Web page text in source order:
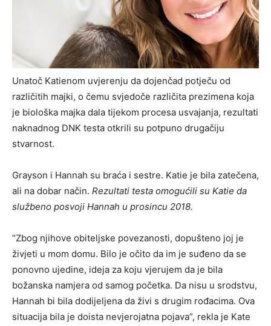
Unatoč Katienom uvjerenju da dojenčad potječu od
različitih majki, o čemu svjedoče različita prezimena koja
je biološka majka dala tijekom procesa usvajanja, rezultati
naknadnog DNK testa otkrili su potpuno drugačiju
stvarnost.
Grayson i Hannah su braća i sestre. Katie je bila zatečena,
ali na dobar način. Rezultati testa omogućili su Katie da
službeno posvoji Hannah u prosincu 2018.
“Zbog njihove obiteljske povezanosti, dopušteno joj je
živjeti u mom domu. Bilo je očito da im je suđeno da se
ponovno ujedine, ideja za koju vjerujem da je bila
božanska namjera od samog početka. Da nisu u srodstvu,
Hannah bi bila dodijeljena da živi s drugim rođacima. Ova
situacija bila je doista nevjerojatna pojava”, rekla je Kate